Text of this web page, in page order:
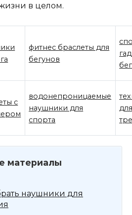
в целом.
фитнес браслеты для
бегунов
с
водонепроницаемые
наушники для
спорта
материалы
наушники для